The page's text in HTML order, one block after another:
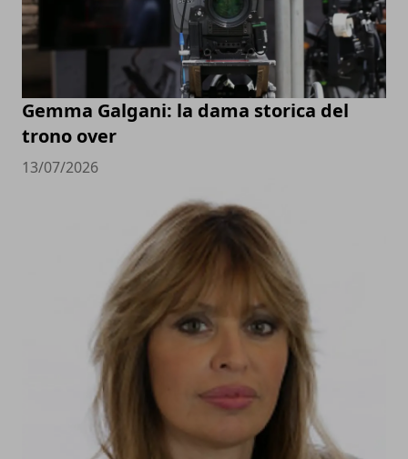
Gemma Galgani: la dama storica del
trono over
13/07/2026